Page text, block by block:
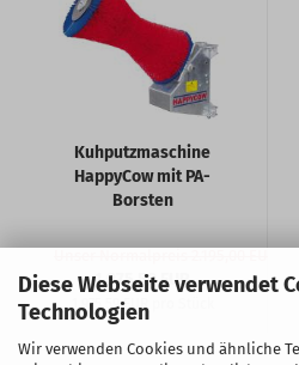
Diese Webseite verwendet
Technologien
Wir verwenden Cookies und ähnliche
Kuhputzmaschine
HappyCow mit PA-
Borsten
1.975,59 EUR
1.975,59 EUR pro Stück